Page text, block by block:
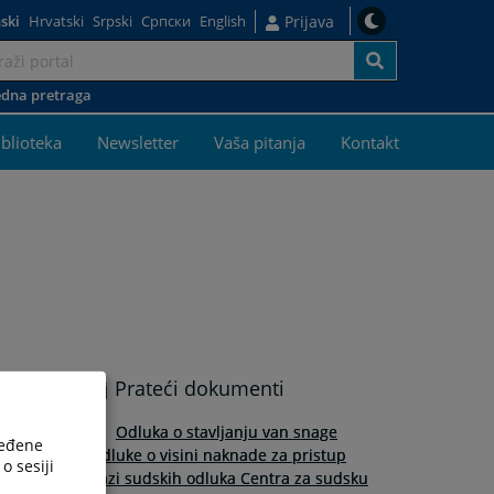
Hrvatski Srpski Српски English Prijava
pretraga
Newsletter Vaša pitanja Kontakt
Prateći dokumenti
Odluka o stavljanju van snage
Odluke o visini naknade za pristup
bazi sudskih odluka Centra za sudsku
sesiji